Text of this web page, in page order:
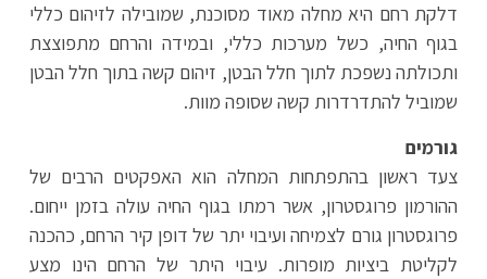
דלקת רחם היא מחלה מאוד מסוכנת, שמובילה לזיהום כללי
בגוף החיה, כשל מערכות כללי, ובמידה והרחם מתפוצצת
ותכולתה נשפכת לתוך חלל הבטן, זיהום קשה בתוך חלל הבטן
שמוביל להתדרדרות קשה שסופה מוות.
גורמים
צעד ראשון בהתפתחות המחלה הוא האפקטים הרבים של
ההורמון פרוגסטרון, אשר רמתו בגוף החיה עולה בזמן ייחום.
פרוגסטרון גורם לצמיחה ועיבוי יתר של דופן קיר הרחם, כהכנה
לקליטת ביציות מופרות. עיבוי היתר של הרחם הינו מצע